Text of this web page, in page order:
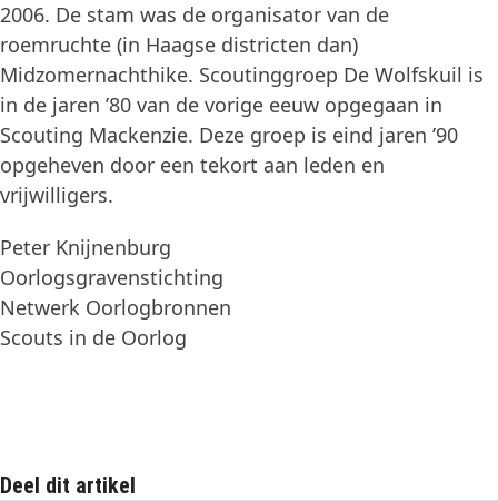
2006. De stam was de organisator van de
roemruchte (in Haagse districten dan)
Midzomernachthike. Scoutinggroep De Wolfskuil is
in de jaren ’80 van de vorige eeuw opgegaan in
Scouting Mackenzie. Deze groep is eind jaren ’90
opgeheven door een tekort aan leden en
vrijwilligers.
Peter Knijnenburg
Oorlogsgravenstichting
Netwerk Oorlogbronnen
Scouts in de Oorlog
Deel dit artikel